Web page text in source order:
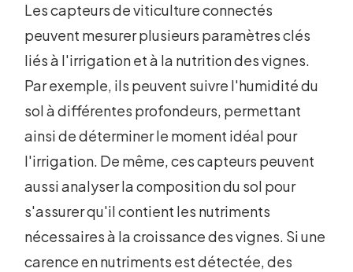
Les capteurs de viticulture connectés
peuvent mesurer plusieurs paramètres clés
liés à l'irrigation et à la nutrition des vignes.
Par exemple, ils peuvent suivre l'humidité du
sol à différentes profondeurs, permettant
ainsi de déterminer le moment idéal pour
l'irrigation. De même, ces capteurs peuvent
aussi analyser la composition du sol pour
s'assurer qu'il contient les nutriments
nécessaires à la croissance des vignes. Si une
carence en nutriments est détectée, des